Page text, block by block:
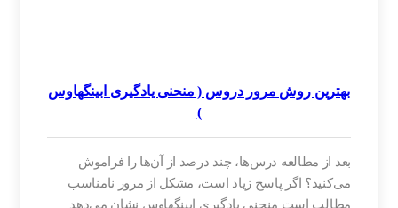
بهترین روش مرور دروس ( منحنی یادگیری ابینگهاوس
بعد از مطالعه درس‌ها، چند درصد از آن‌ها را فراموش
می‌کنید؟ اگر پاسخ زیاد است، مشکل از مرور نامناسب
مطالب است منحنی یادگیری ابینگهاوس نشان می‌دهد